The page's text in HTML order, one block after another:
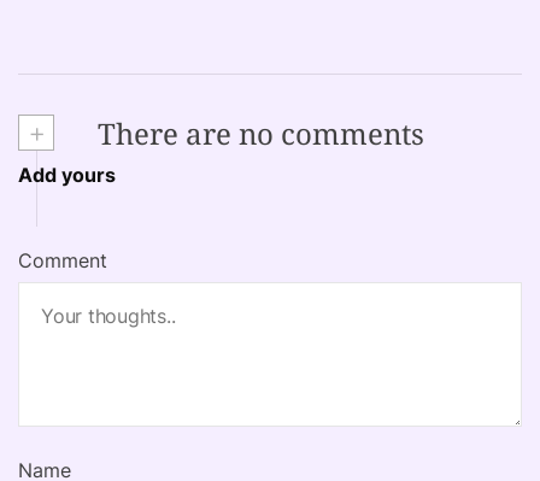
+ There are no comments
Add yours
Comment
Name